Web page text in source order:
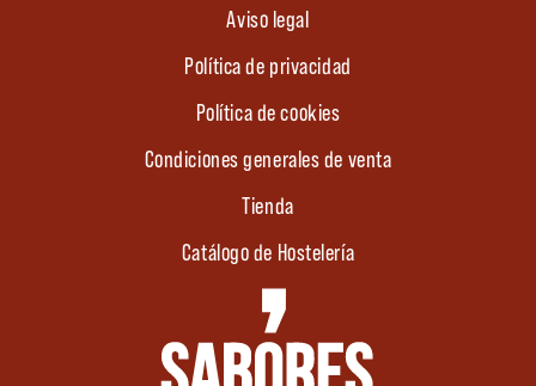
Aviso legal
Política de privacidad
Política de cookies
Condiciones generales de venta
Tienda
Catálogo de Hostelería